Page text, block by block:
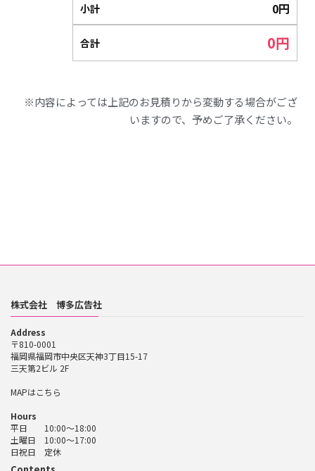
小計 0円
合計 0円
※内容によっては上記のお見積りから変動する場合がござ
いますので、 予めご了承ください。
株式会社 博多広告社
Address
〒810-0001
福岡県福岡市中央区天神3丁目15-17
三天第2ビル 2F
MAPはこちら
Hours
平日 10:00～18:00
土曜日 10:00～17:00
日祝日 定休